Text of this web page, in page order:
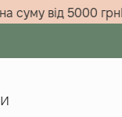
на суму